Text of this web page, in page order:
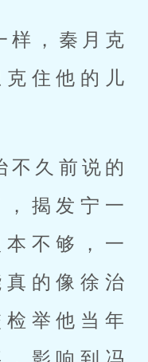
样，秦月克
住他的儿
不久前说的
揭发宁一
不够，一
的像徐治
举他当年